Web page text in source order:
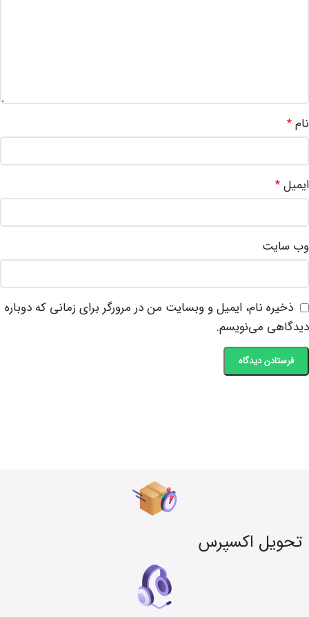
نام *
ایمیل *
وب‌ سایت
ذخیره نام، ایمیل و وبسایت من در مرورگر برای زمانی که دوباره
دیدگاهی می‌نویسم.
تحویل اکسپرس